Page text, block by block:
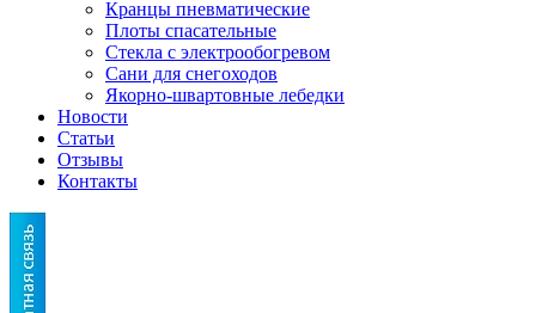
Кранцы пневматические
Плоты спасательные
Стекла с электрообогревом
Сани для снегоходов
Якорно-швартовные лебедки
Новости
Статьи
Отзывы
Контакты